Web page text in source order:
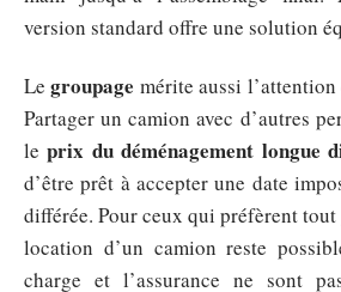
version standard offre une solution
Legroupage mérite aussi
Partager un camion avec d’autres
leprix du déménagement longue
d’être prêt à accepter une date
différée. Pour ceux qui préfèrent
location d’un camion reste
charge et l’assurance ne sont